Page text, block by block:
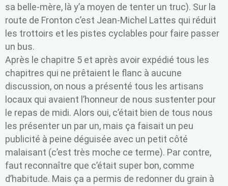
sa belle-mère, là y’a moyen de tenter un truc). Sur la
route de Fronton c’est Jean-Michel Lattes qui réduit
les trottoirs et les pistes cyclables pour faire passer
un bus.
Après le chapitre 5 et après avoir expédié tous les
chapitres qui ne prêtaient le flanc à aucune
discussion, on nous a présenté tous les artisans
locaux qui avaient l’honneur de nous sustenter pour
le repas de midi. Alors oui, c’était bien de tous nous
les présenter un par un, mais ça faisait un peu
publicité à peine déguisée avec un petit côté
malaisant (c’est très moche ce terme). Par contre,
faut reconnaître que c’était super bon, comme
d’habitude. Mais ça a permis de redonner du grain à